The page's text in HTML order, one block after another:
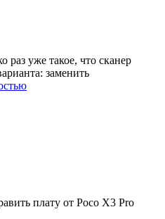
раз уже такое, что сканер
заменить
плату от Poco X3 Pro